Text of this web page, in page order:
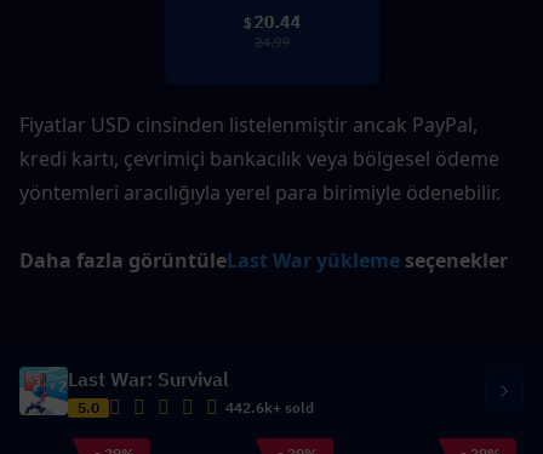
Fiyatlar USD cinsinden listelenmiştir ancak PayPal,
kredi kartı, çevrimiçi bankacılık veya bölgesel ödeme
yöntemleri aracılığıyla yerel para birimiyle ödenebilir.
Daha fazla görüntüleLast War yükleme seçenekler
Last War: Survival
5.0 442.6k+ sold